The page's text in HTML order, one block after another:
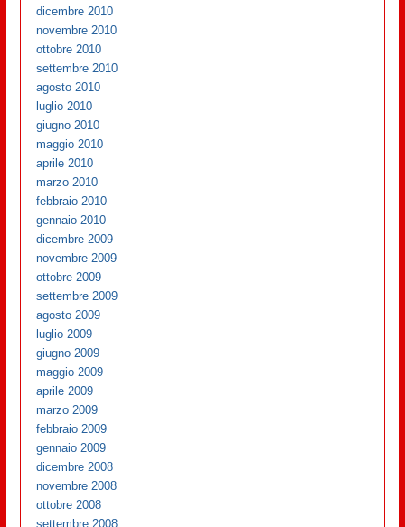
dicembre 2010
novembre 2010
ottobre 2010
settembre 2010
agosto 2010
luglio 2010
giugno 2010
maggio 2010
aprile 2010
marzo 2010
febbraio 2010
gennaio 2010
dicembre 2009
novembre 2009
ottobre 2009
settembre 2009
agosto 2009
luglio 2009
giugno 2009
maggio 2009
aprile 2009
marzo 2009
febbraio 2009
gennaio 2009
dicembre 2008
novembre 2008
ottobre 2008
settembre 2008